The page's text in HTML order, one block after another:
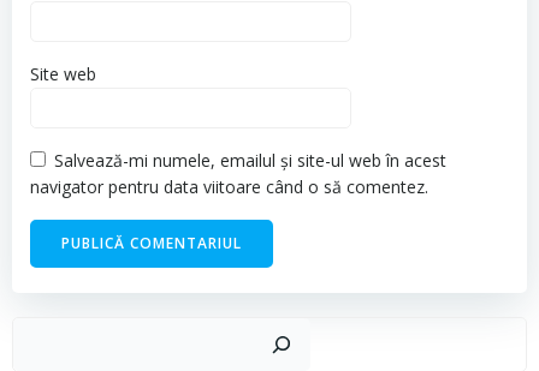
Site web
Salvează-mi numele, emailul și site-ul web în acest
navigator pentru data viitoare când o să comentez.